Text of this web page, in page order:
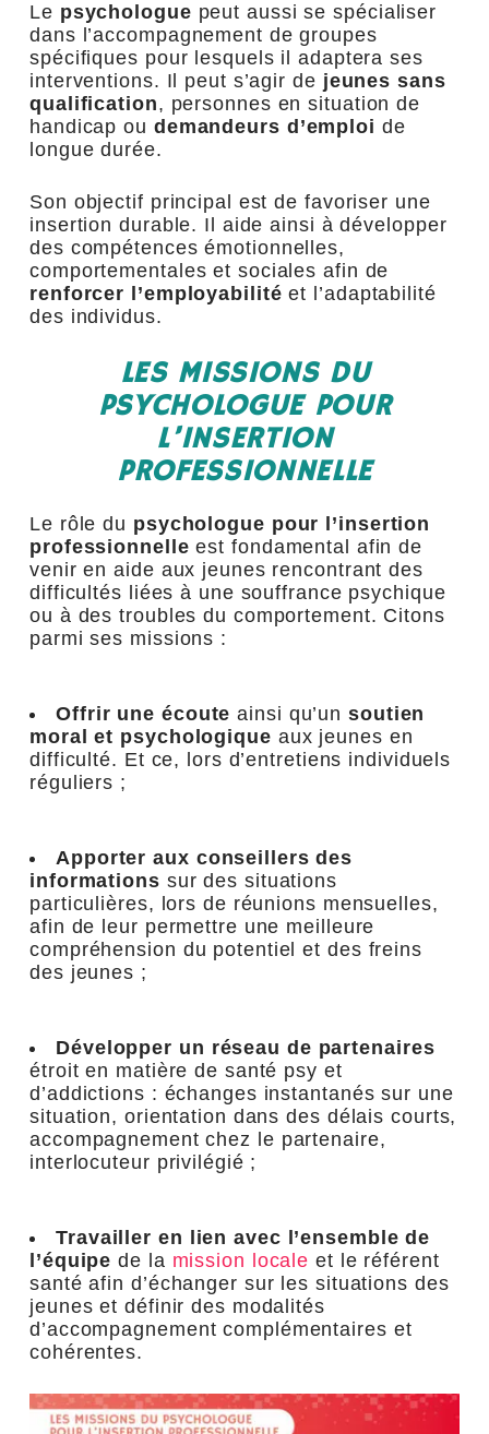
Le psychologue peut aussi se spécialiser
dans l’accompagnement de groupes
spécifiques pour lesquels il adaptera ses
interventions. Il peut s’agir de jeunes sans
qualification, personnes en situation de
handicap ou demandeurs d’emploi de
longue durée.
Son objectif principal est de favoriser une
insertion durable. Il aide ainsi à développer
des compétences émotionnelles,
comportementales et sociales afin de
renforcer l’employabilité et l’adaptabilité
des individus.
LES MISSIONS DU
PSYCHOLOGUE POUR
L’INSERTION
PROFESSIONNELLE
Le rôle du psychologue pour l’insertion
professionnelle est fondamental afin de
venir en aide aux jeunes rencontrant des
difficultés liées à une souffrance psychique
ou à des troubles du comportement. Citons
parmi ses missions :
Offrir une écoute ainsi qu’unsoutien
moral et psychologique aux jeunes en
difficulté. Et ce, lors d’entretiens individuels
réguliers ;
Apporter aux conseillers des
informations sur des situations
particulières, lors de réunions mensuelles,
afin de leur permettre une meilleure
compréhension du potentiel et des freins
des jeunes ;
Développer un réseau de partenaires
étroit en matière de santé psy et
d’addictions : échanges instantanés sur une
situation, orientation dans des délais courts,
accompagnement chez le partenaire,
interlocuteur privilégié ;
Travailler en lien avec l’ensemble de
l’équipe de la mission locale et le référent
santé afin d’échanger sur les situations des
jeunes et définir des modalités
d’accompagnement complémentaires et
cohérentes.